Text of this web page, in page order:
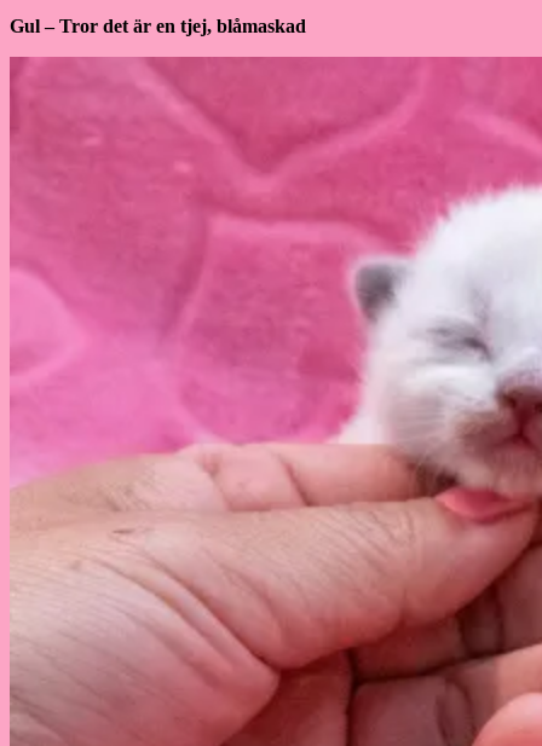
Gul – Tror det är en tjej, blåmaskad